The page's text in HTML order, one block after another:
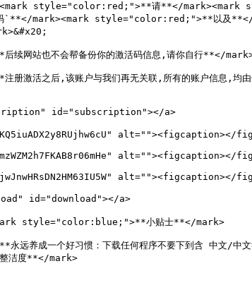
style="color:red;">**请**</mark><mark
mark><mark style="color:red;">**以及**</
网站也不会帮备份你的激活码信息,请你自行
之后,该账户与我们再无关联,所有的账户信息,均由
id="subscription"></a>
alt=""><figcaption></
alt=""><figcaption></
alt=""><figcaption></
id="download"></a>
style="color:blue;">**小贴士**</mark>
一个好习惯：下载任何程序不要下到含 中文/中文符
整洁度**</mark>